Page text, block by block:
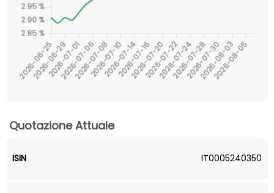
Quotazione Attuale
ISIN IT0005240350